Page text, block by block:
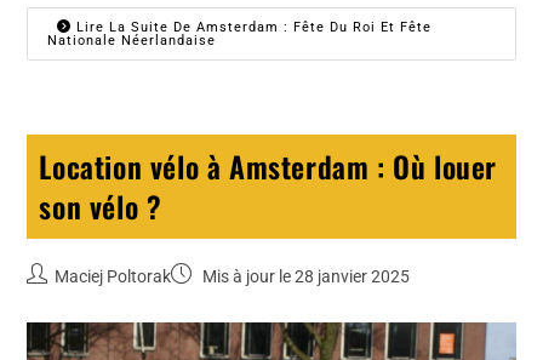
Lire La Suite De Amsterdam : Fête Du Roi Et Fête
Nationale Néerlandaise
Location vélo à Amsterdam : Où louer
son vélo ?
Maciej Poltorak Mis à jour le 28 janvier 2025